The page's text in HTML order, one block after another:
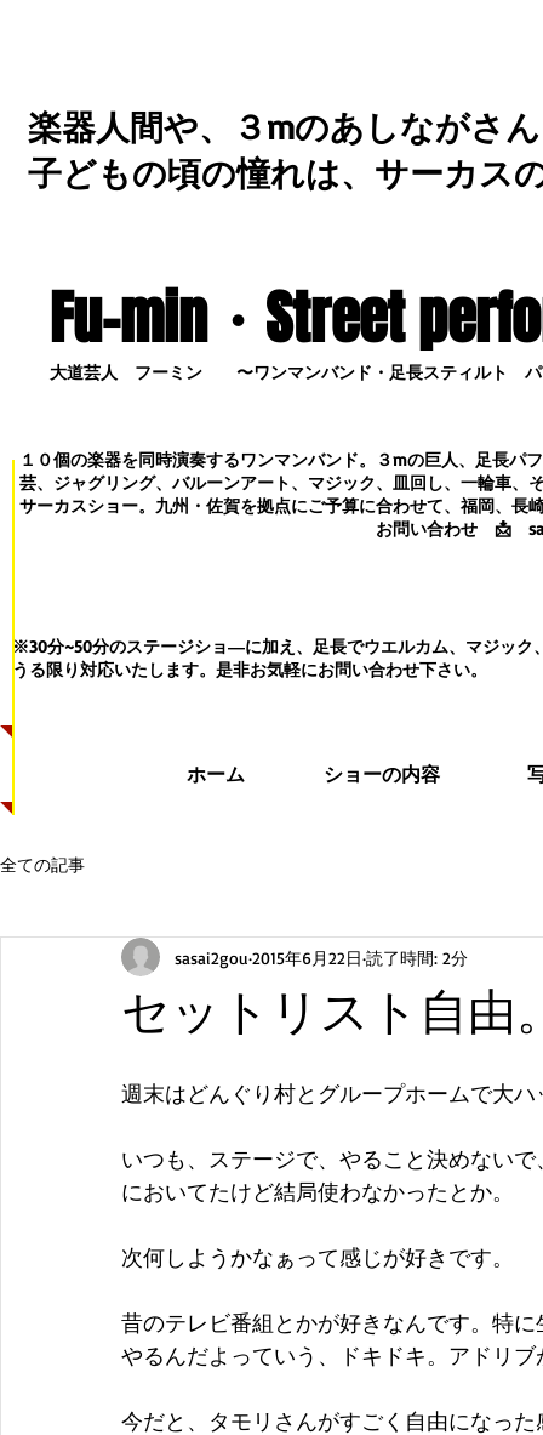
楽器人間や、３mのあしながさ
子どもの頃の憧れは、サーカス
Fu-min・Street
大道芸人 フーミン 〜ワンマンバンド・足長スティルト パ
１０個の楽器を同時演奏するワンマンバンド。３mの巨人、足長パ
芸、ジャグリング、バルーンアート、マジック、皿回し、一輪車、
サーカスショー。九州・佐賀を拠点にご予算に合わせて、福岡、長
お問い合わせ 📩
※30分~50分のステージショ―に加え、足長でウエルカム、マジック
うる限り対応いたします。 是非お気軽にお問い合わせ下さい。
ホーム ショーの内容
全ての記事
セットリスト自由
sasai2gou 2015年6月22日 読了時間: 2分
週末はどんぐり村とグループホームで大
いつも、ステージで、やること決めない
においてたけど結局使わなかったとか。
次何しようかなぁって感じが好きです。
昔のテレビ番組とかが好きなんです。特
やるんだよっていう、ドキドキ。アドリ
今だと、タモリさんがすごく自由になっ